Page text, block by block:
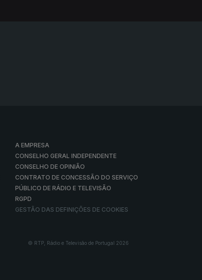
A EMPRESA
CONSELHO GERAL INDEPENDENTE
CONSELHO DE OPINIÃO
CONTRATO DE CONCESSÃO DO SERVIÇO
PÚBLICO DE RÁDIO E TELEVISÃO
RGPD
GESTÃO DAS DEFINIÇÕES DE COOKIES
© RTP, Rádio e Televisão de Portugal 2026